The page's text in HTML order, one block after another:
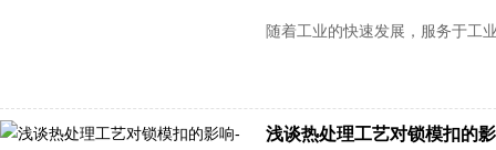
随着工业的快速发展，服务于工
浅谈热处理工艺对锁模扣的